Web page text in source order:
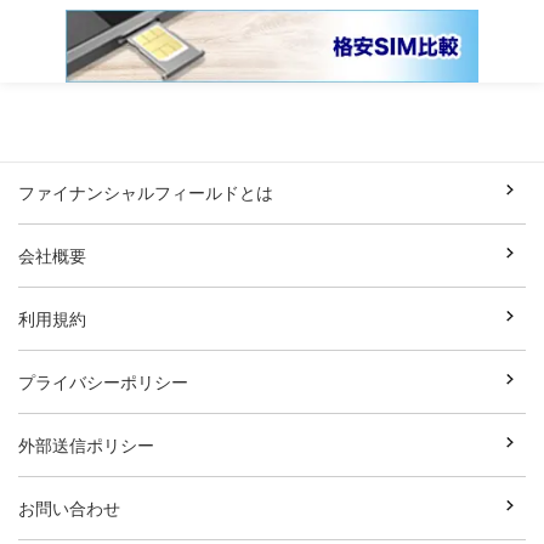
ファイナンシャルフィールドとは
会社概要
利用規約
プライバシーポリシー
外部送信ポリシー
お問い合わせ